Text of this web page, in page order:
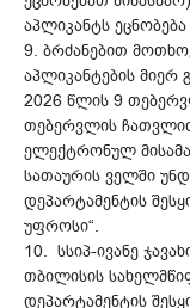
აპლიკანტს
9. ბრძანებით
აპლიკანტების მიერ
2026 წლის 9
თებერვლის
ელექტრონულ
სათაურის ველში
დეპარტამენტის
უფროსი“.
10. სსიპ-ივანე
თბილისის
დეპარტამენტის